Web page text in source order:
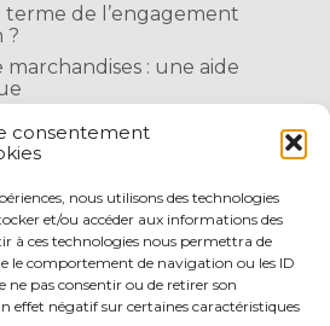
consentement
nous utilisons des technologies
et/ou accéder aux informations des
à ces technologies nous permettra de
le comportement de navigation ou les ID
ne pas consentir ou de retirer son
effet négatif sur certaines caractéristiques
de l’engagement
?
: une aide